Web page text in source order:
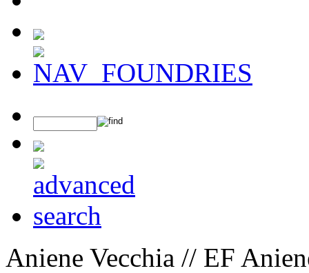
Aniene Vecchia // EF